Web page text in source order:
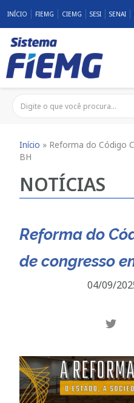
INÍCIO FIEMG CIEMG SESI SENAI
Início » Reforma do Código
BH
NOTÍCIAS
Reforma do
de congresso
04/09/